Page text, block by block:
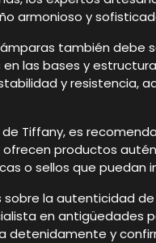
armonioso y
también debe
las bases y
y resistencia,
Tiffany, es
productos
o sellos que puedan
sobre la autenticidad
en antigüedades
detenidamente y